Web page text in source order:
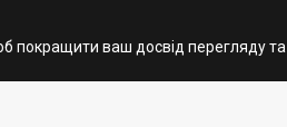
покращити ваш досвід перегляду